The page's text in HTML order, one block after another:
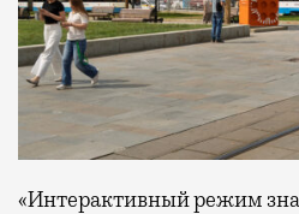
«Интерактивный режим